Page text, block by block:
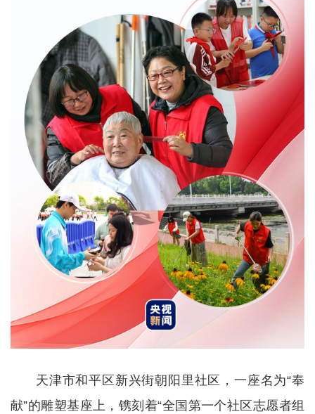
天津市和平区新兴街朝阳里社区，一座名为“奉
献”的雕塑基座上，镌刻着“全国第一个社区志愿者组